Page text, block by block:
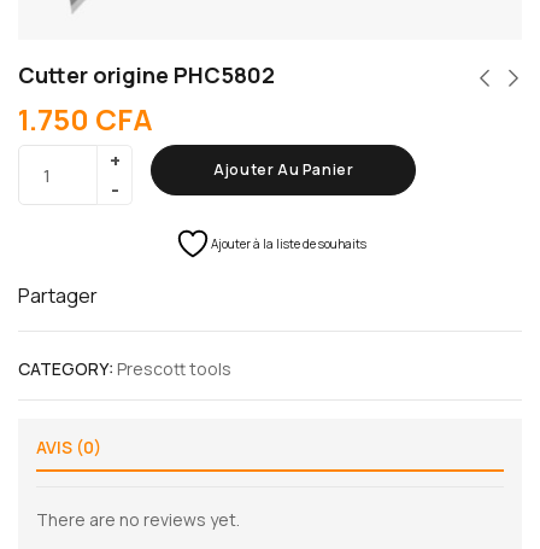
Cutter origine PHC5802
1.750 CFA
Ajouter Au Panier
Ajouter à la liste de souhaits
Partager
CATEGORY: Prescott tools
AVIS (0)
There are no reviews yet.